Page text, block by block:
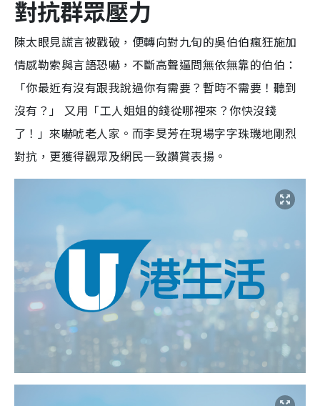
對抗群眾壓力
陳太眼見謊言被戳破，便轉向對九旬的吳伯伯瘋狂施加
情感勒索與言語恐嚇，不斷高聲逼問無依無靠的伯伯：
「你最近有沒有跟我說過你有需要？暫時不需要！聽到
沒有？」 又用「工人姐姐的錢從哪裡來？你快沒錢
了！」來嚇唬老人家。而李旻芳在現場字字珠璣地剛烈
對抗，更獲得觀眾及網民一致讚賞表揚。